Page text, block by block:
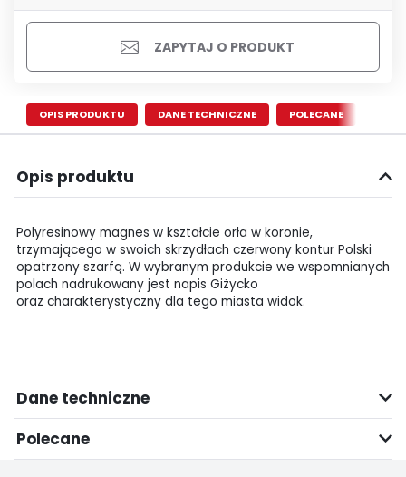
ZAPYTAJ O PRODUKT
OPIS PRODUKTU DANE TECHNICZNE POLECANE
Opis produktu
Polyresinowy magnes w kształcie orła w koronie,
trzymającego w swoich skrzydłach czerwony kontur Polski
opatrzony szarfą. W wybranym produkcie we wspomnianych
polach nadrukowany jest napis Giżycko
oraz charakterystyczny dla tego miasta widok.
Dane techniczne
Polecane